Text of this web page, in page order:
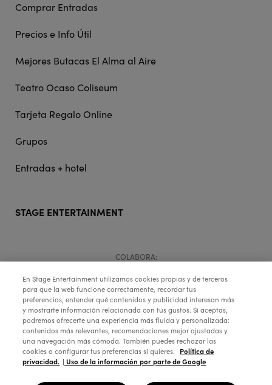
Comprar Entradas
Precios e Info Útil
Mejores Butacas El Alma al Aire
Teatro Ocaso Coliseum
Tarjeta Regalo Online
Grupos
Entradas + hotel
STAGE ENTERTAINMENT
COLABORA:
En Stage Entertainment utilizamos cookies propias y de terceros
para que la web funcione correctamente, recordar tus
preferencias, entender qué contenidos y publicidad interesan más
y mostrarte información relacionada con tus gustos. Si aceptas,
podremos ofrecerte una experiencia más fluida y personalizada:
contenidos más relevantes, recomendaciones mejor ajustadas y
una navegación más cómoda. También puedes rechazar las
cookies o configurar tus preferencias si quieres.
Política de
privacidad. | Uso de la información por parte de Google